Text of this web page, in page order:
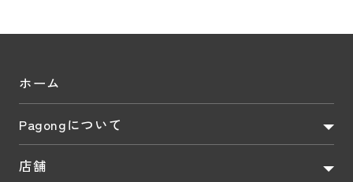
ホーム
Pagongについて
店舗